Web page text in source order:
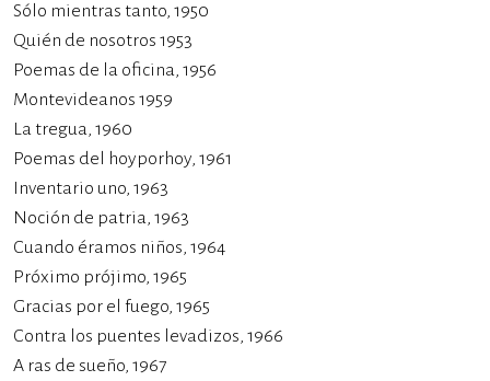
Sólo mientras tanto, 1950
Quién de nosotros 1953
Poemas de la oficina, 1956
Montevideanos 1959
La tregua, 1960
Poemas del hoyporhoy, 1961
Inventario uno, 1963
Noción de patria, 1963
Cuando éramos niños, 1964
Próximo prójimo, 1965
Gracias por el fuego, 1965
Contra los puentes levadizos, 1966
A ras de sueño, 1967